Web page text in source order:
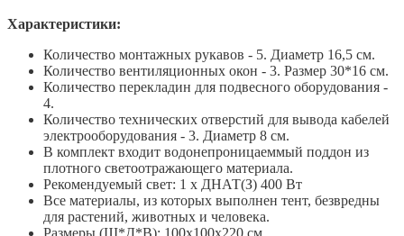
Характеристики:
Количество монтажных рукавов - 5. Диаметр 16,5 см.
Количество вентиляционных окон - 3. Размер 30*16 см.
Количество перекладин для подвесного оборудования -
4.
Количество технических отверстий для вывода кабелей
электрооборудования - 3. Диаметр 8 см.
В комплект входит водонепроницаеммый поддон из
плотного светоотражающего материала.
Рекомендуемый свет: 1 х ДНАТ(З) 400 Вт
Все материалы, из которых выполнен тент, безвредны
для растений, животных и человека.
Размеры (Ш*Д*В): 100х100х220 см